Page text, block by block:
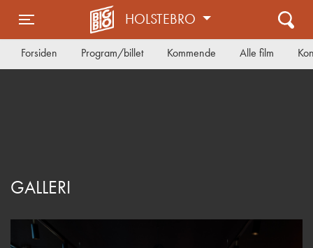
Toggle navigation
HOLSTEBRO
Forsiden Program/billet Kommende Alle film
GALLERI